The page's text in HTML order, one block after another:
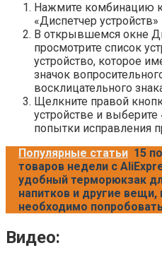
Нажмите комбинацию
«Диспетчер устройств»
В открывшемся окне
просмотрите список
устройство, которое
значок
восклицательного
Щелкните правой
устройстве и
попытки исправления
Популярные статьи 15
товаров недели с
удобный терморюкзак
напитков и другие
необходимо
Видео: